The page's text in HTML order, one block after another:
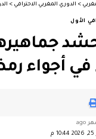
> الدوري المغربي الاحترافي >
الأول
في أجواء